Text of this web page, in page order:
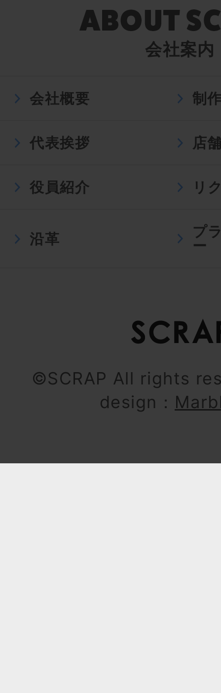
会社案内
会社概要 制
代表挨拶 店
役員紹介 リ
沿革
プ
ー
©SCRAP All rights
design：